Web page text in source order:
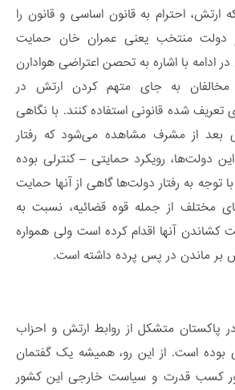
احترام به قانون اساسی و قانون را
دولت منتخب یعنی عمران خان حمایت
ادامه با اشاره به تحصن اعتراضی هوادارن
مخالفان به جای متهم کردن ارتش در
تعریف شده قانونی استفاده کنند. با نگاهی
از مشرف مشاهده می‌شود که رفتار
دولت‌ها، رویکرد حمایتی – کنترلی بوده
توجه به رفتار دولت‌ها گاهی از آنها حمایت
مختلف از جمله قوه قضائیه، نسبت به
آنها اقدام کرده است ولی همواره
بر ماندن در پس پرده داشته است.
پاکستان متشکل از روابط ارتش و احزاب
است. از این‌ رو، همیشه یک گفتمان
کسب قدرت و سیاست خارجی این کشور